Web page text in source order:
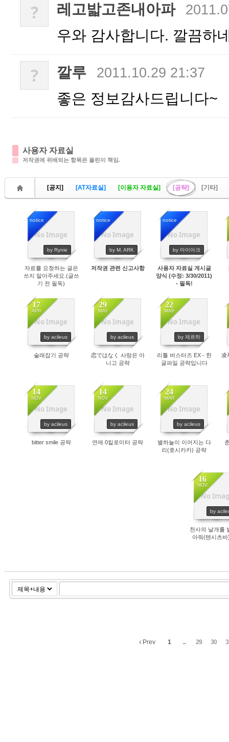
? 레고밟고존내아파
우와 감사합니다. 깔끔하
? 깔루 2011.10.29 21:37
좋은 정보감사드립니다~
사용자 자료실
저작권에 위배되는 항목은 올린이 책임.
[공지] [AT자료실] [이용자 자료실] [공략] [기타]
No Image
notice
by Rynie
20822
자료를 요청하는 글은
쓰지 말아주세요.(글쓰
기 전 필독)
No Image
notice
by M. ARK
19914
저작권 관련 신고사항
No Image
notice
by 마이아크
21555
사용자 자료실 게시글
양식 (수정: 3/30/2011)
- 필독!
No Image
17
APR
by acileus
549
술래잡기 공략
No Image
29
MAY
by acileus
472
恋ではなく 사랑은 아
니고 공략
No Image
22
MAR
by 제르하
3926
리틀 버스터즈 EX - 한
글파일 공략입니다
凌
No Image
14
NOV
by acileus
372
bitter smile 공략
No Image
14
NOV
by acileus
1169
연애 0킬로미터 공략
No Image
24
MAR
by acileus
677
별하늘이 이어지는 다
리(호시카카) 공략
No
16
NOV
by
614
천사의 날개를
아줘(텐시츠
Prev 1 ... 29 30